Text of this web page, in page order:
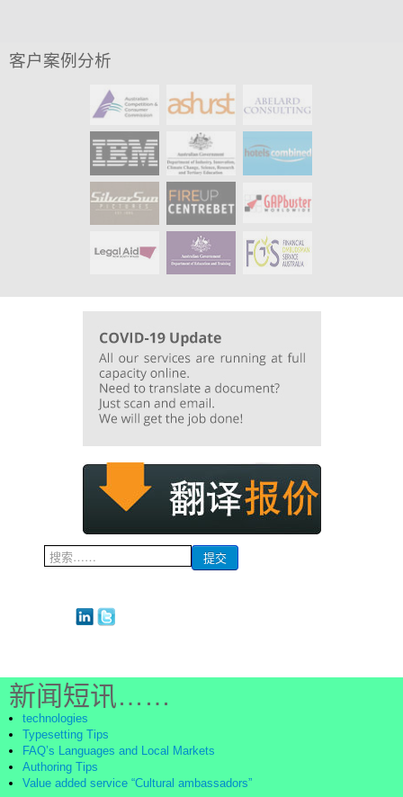
客户案例分析
搜
索...
提交
新闻短讯……
technologies
Typesetting Tips
FAQ’s Languages and Local Markets
Authoring Tips
Value added service “Cultural ambassadors”